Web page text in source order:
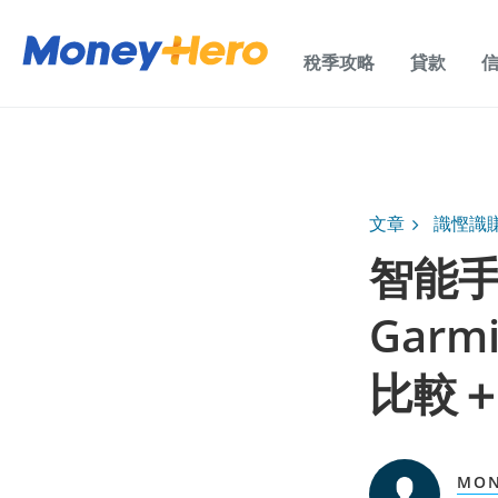
稅季攻略 貸款
文章 識慳識
智能
比較